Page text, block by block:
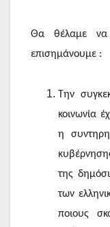
Θα θέλαμε να
επισημάνουμε :
Την
κοινωνία
η
της
των
ποιους